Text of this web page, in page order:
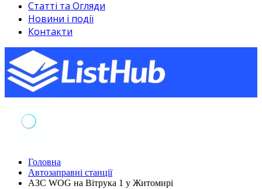
Статті та Огляди
Новини і події
Контакти
Головна
Автозаправні станції
АЗС WOG на Вітрука 1 у Житомирі